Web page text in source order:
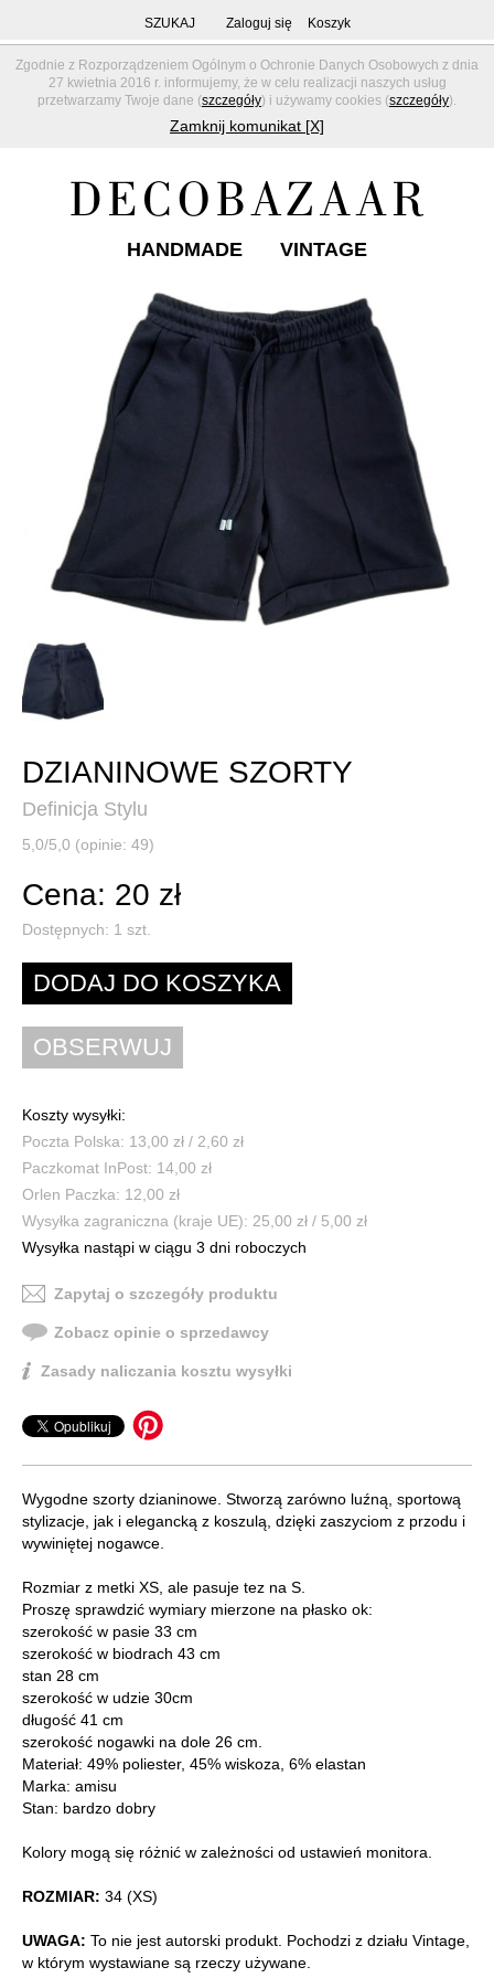
Zgodnie z Rozporządzeniem Ogólnym o Ochronie Danych Osobowych z dnia
27 kwietnia 2016 r. informujemy, że w celu realizacji naszych usług
przetwarzamy Twoje dane (szczegóły) i używamy cookies (szczegóły).
Zamknij komunikat [X]
SZUKAJ Zaloguj się Koszyk
HANDMADE VINTAGE
DZIANINOWE SZORTY
Definicja Stylu
5,0/5,0 (opinie: 49)
Cena: 20 zł
Dostępnych: 1 szt.
Koszty wysyłki:
Poczta Polska: 13,00 zł / 2,60 zł
Paczkomat InPost: 14,00 zł
Orlen Paczka: 12,00 zł
Wysyłka zagraniczna (kraje UE): 25,00 zł / 5,00 zł
Wysyłka nastąpi w ciągu 3 dni roboczych
Zapytaj o szczegóły produktu
Zobacz opinie o sprzedawcy
Zasady naliczania kosztu wysyłki
Wygodne szorty dzianinowe. Stworzą zarówno luźną, sportową
stylizacje, jak i elegancką z koszulą, dzięki zaszyciom z przodu i
wywiniętej nogawce.
Rozmiar z metki XS, ale pasuje tez na S.
Proszę sprawdzić wymiary mierzone na płasko ok:
szerokość w pasie 33 cm
szerokość w biodrach 43 cm
stan 28 cm
szerokość w udzie 30cm
długość 41 cm
szerokość nogawki na dole 26 cm.
Materiał: 49% poliester, 45% wiskoza, 6% elastan
Marka: amisu
Stan: bardzo dobry
Kolory mogą się różnić w zależności od ustawień monitora.
ROZMIAR: 34 (XS)
UWAGA: To nie jest autorski produkt. Pochodzi z działu Vintage,
w którym wystawiane są rzeczy używane.